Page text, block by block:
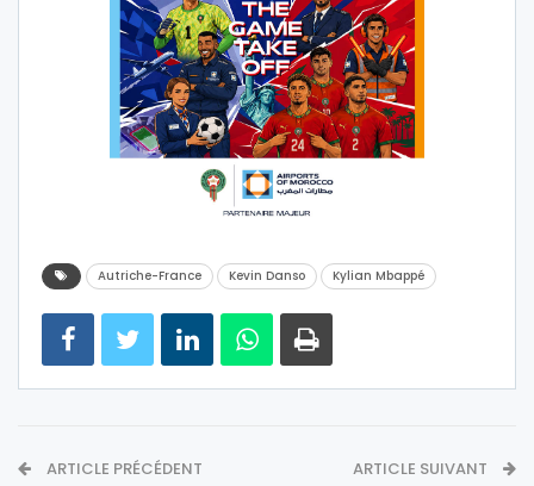
Autriche-France Kevin Danso Kylian Mbappé
ARTICLE PRÉCÉDENT ARTICLE SUIVANT